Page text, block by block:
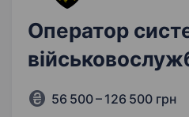
Оператор
56 500 – 126 500 грн